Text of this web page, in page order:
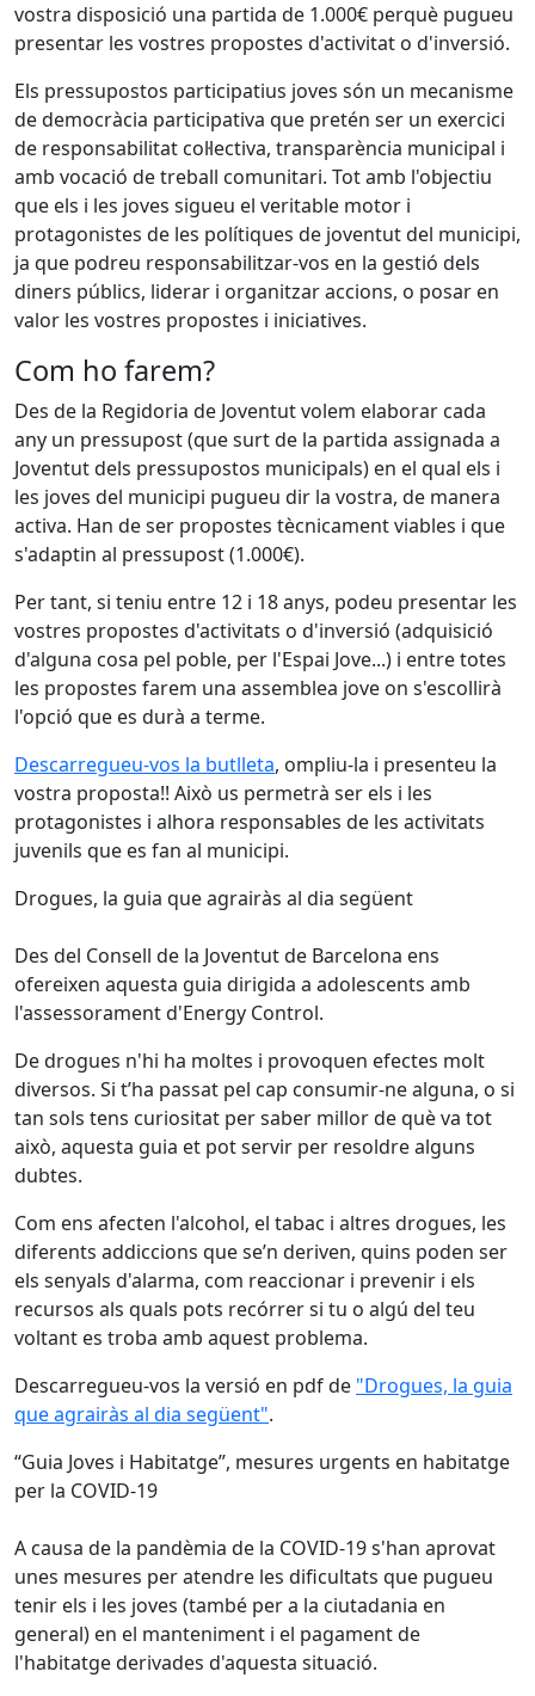
vostra disposició una partida de 1.000€ perquè pugueu
presentar les vostres propostes d'activitat o d'inversió.
Els pressupostos participatius joves són un mecanisme
de democràcia participativa que pretén ser un exercici
de responsabilitat col·lectiva, transparència municipal i
amb vocació de treball comunitari. Tot amb l'objectiu
que els i les joves sigueu el veritable motor i
protagonistes de les polítiques de joventut del municipi,
ja que podreu responsabilitzar-vos en la gestió dels
diners públics, liderar i organitzar accions, o posar en
valor les vostres propostes i iniciatives.
Com ho farem?
Des de la Regidoria de Joventut volem elaborar cada
any un pressupost (que surt de la partida assignada a
Joventut dels pressupostos municipals) en el qual els i
les joves del municipi pugueu dir la vostra, de manera
activa. Han de ser propostes tècnicament viables i que
s'adaptin al pressupost (1.000€).
Per tant, si teniu entre 12 i 18 anys, podeu presentar les
vostres propostes d'activitats o d'inversió (adquisició
d'alguna cosa pel poble, per l'Espai Jove...) i entre totes
les propostes farem una assemblea jove on s'escollirà
l'opció que es durà a terme.
Descarregueu-vos la butlleta, ompliu-la i presenteu la
vostra proposta!! Això us permetrà ser els i les
protagonistes i alhora responsables de les activitats
juvenils que es fan al municipi.
Drogues, la guia que agrairàs al dia següent
Des del Consell de la Joventut de Barcelona ens
ofereixen aquesta guia dirigida a adolescents amb
l'assessorament d'Energy Control.
De drogues n'hi ha moltes i provoquen efectes molt
diversos. Si t’ha passat pel cap consumir-ne alguna, o si
tan sols tens curiositat per saber millor de què va tot
això, aquesta guia et pot servir per resoldre alguns
dubtes.
Com ens afecten l'alcohol, el tabac i altres drogues, les
diferents addiccions que se’n deriven, quins poden ser
els senyals d'alarma, com reaccionar i prevenir i els
recursos als quals pots recórrer si tu o algú del teu
voltant es troba amb aquest problema.
Descarregueu-vos la versió en pdf de "Drogues, la guia
que agrairàs al dia següent".
“Guia Joves i Habitatge”, mesures urgents en habitatge
per la COVID-19
A causa de la pandèmia de la COVID-19 s'han aprovat
unes mesures per atendre les dificultats que pugueu
tenir els i les joves (també per a la ciutadania en
general) en el manteniment i el pagament de
l'habitatge derivades d'aquesta situació.